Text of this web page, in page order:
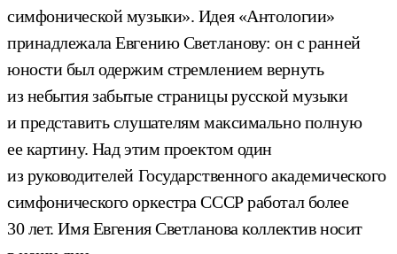
симфонической музыки». Идея «Антологии»
принадлежала Евгению Светланову: он с ранней
юности был одержим стремлением вернуть
из небытия забытые страницы русской музыки
и представить слушателям максимально полную
ее картину. Над этим проектом один
из руководителей Государственного академического
симфонического оркестра СССР работал более
30 лет. Имя Евгения Светланова коллектив носит